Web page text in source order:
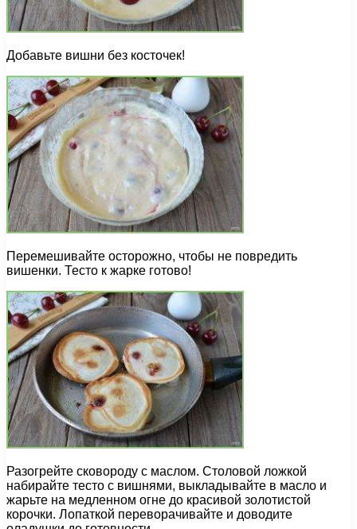
Добавьте вишни без косточек!
Перемешивайте осторожно, чтобы не повредить
вишенки. Тесто к жарке готово!
Разогрейте сковороду с маслом. Столовой ложкой
набирайте тесто с вишнями, выкладывайте в масло и
жарьте на медленном огне до красивой золотистой
корочки. Лопаткой переворачивайте и доводите